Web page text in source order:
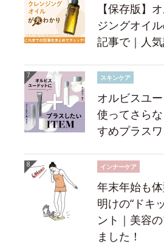
【保存版】
ジングオイ
記事で｜人
スキンケア
オルビスユ
使ってさら
すめプラス
インナーケア
年末年始も
明けの“ドキ
ント｜美容
ました！